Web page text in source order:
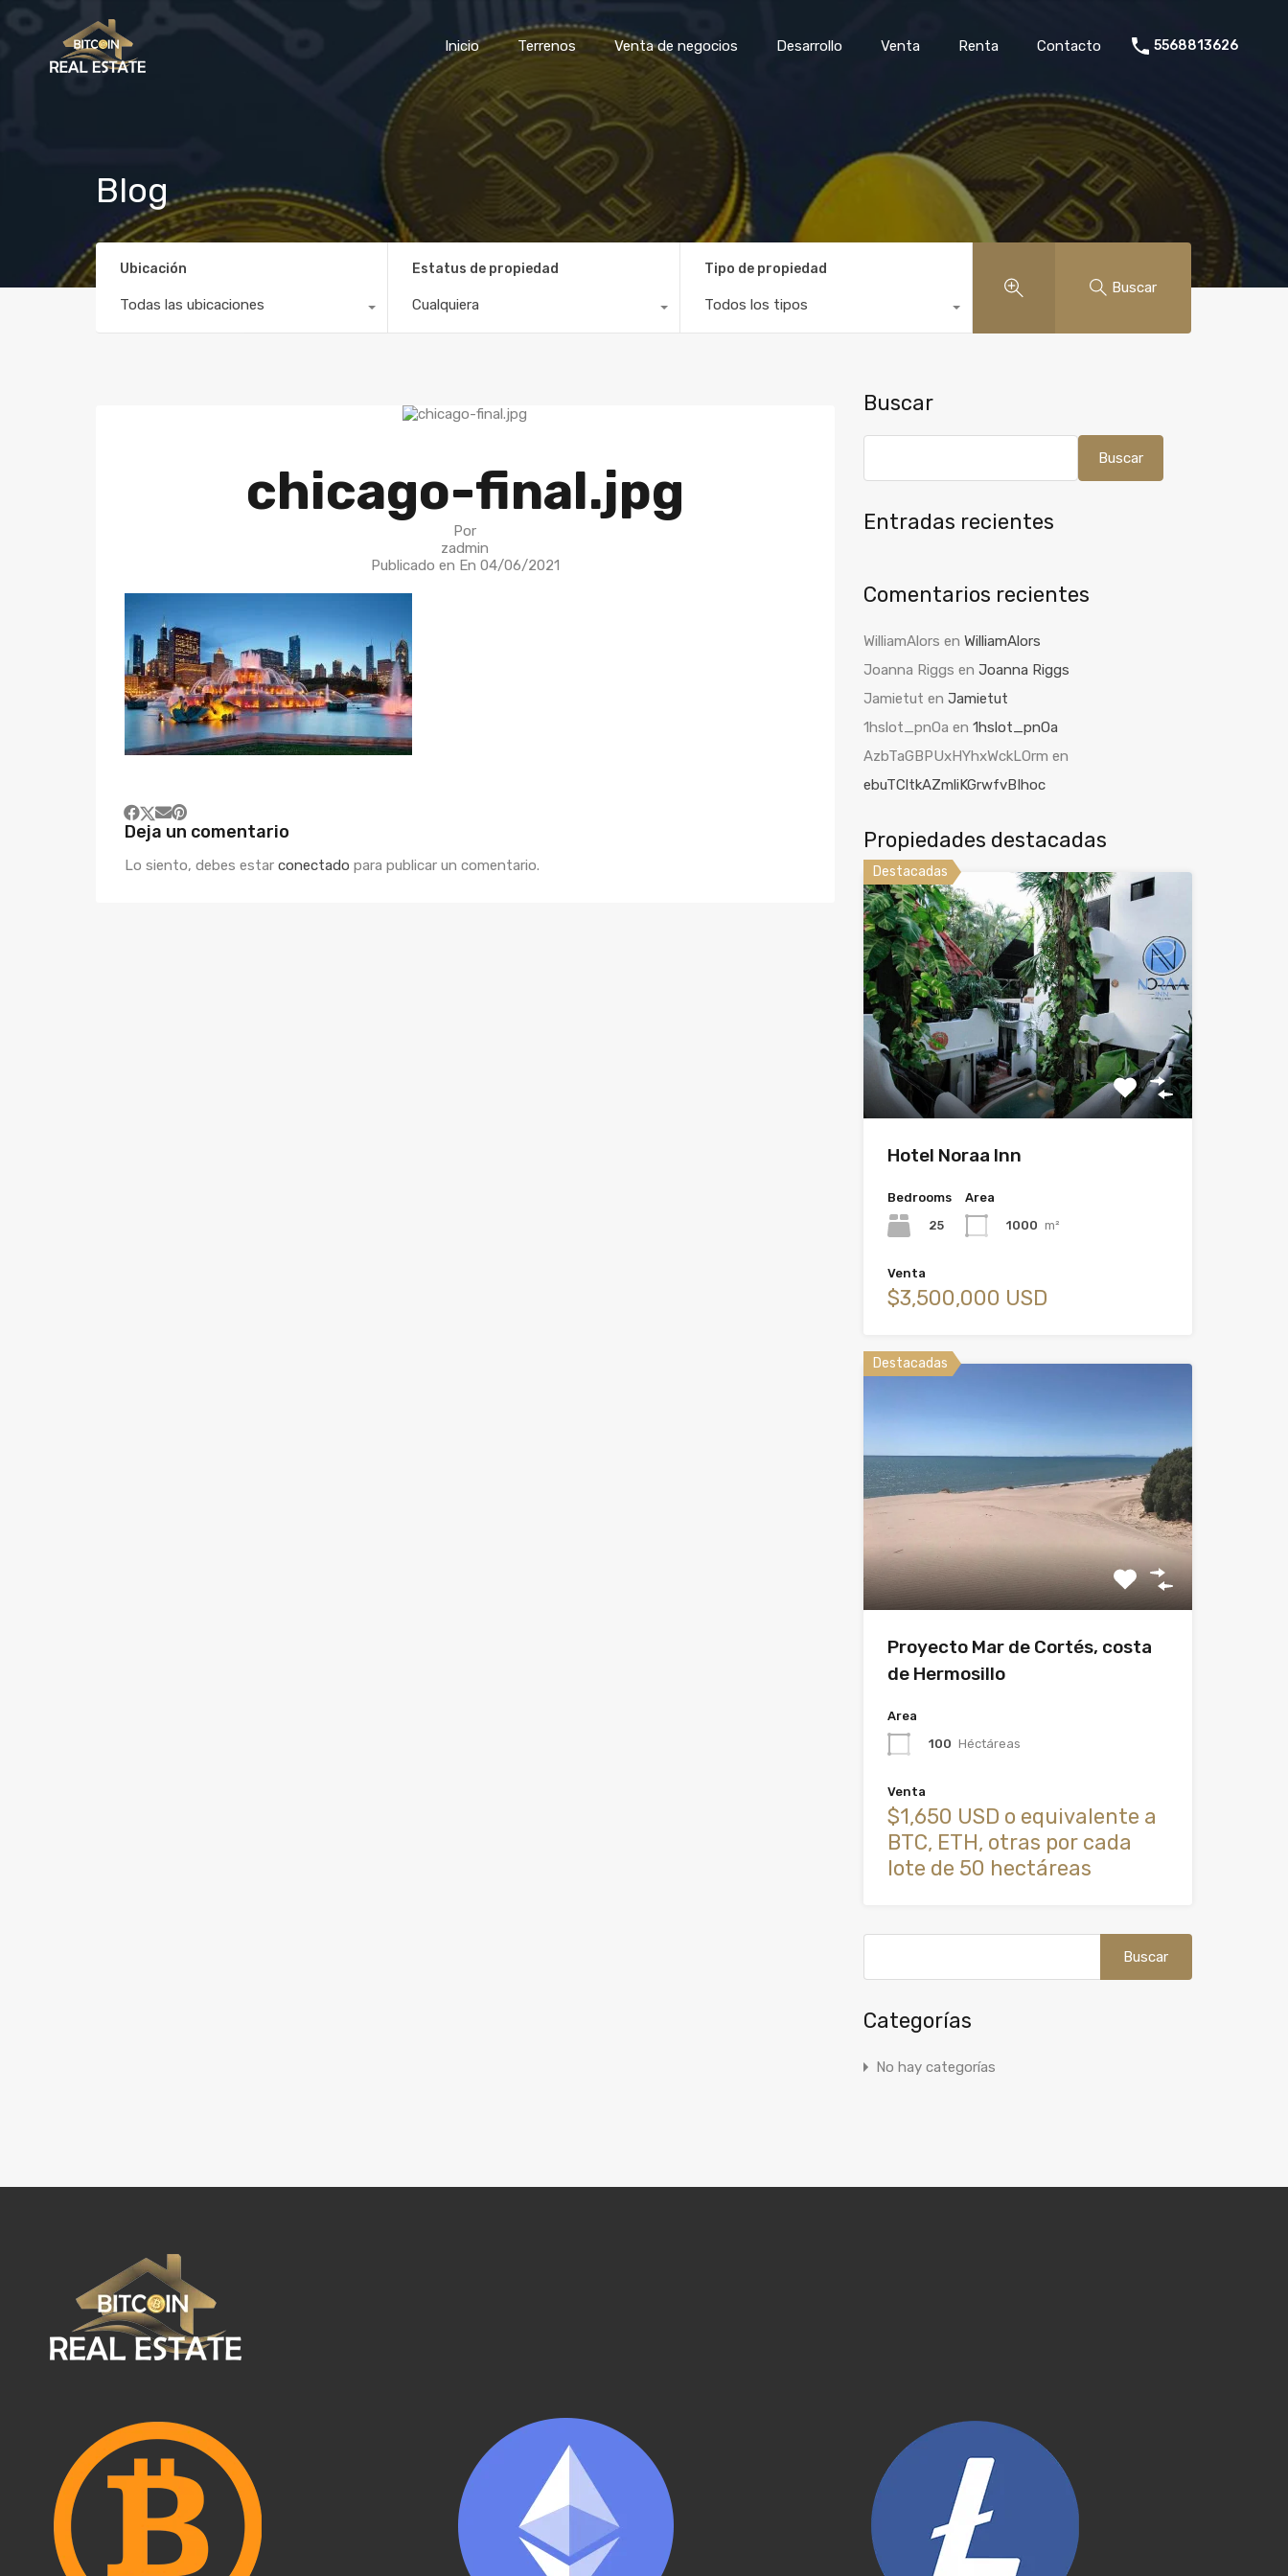
Inicio Terrenos Venta de negocios Desarrollo Renta Contacto 5568813626
Inicio Terrenos Venta de negocios Desarrollo Venta Renta Contacto 5568813626
Blog
Ubicación
Todas las ubicaciones
Estatus de propiedad
Cualquiera
Tipo de propiedad
Todos los tipos
Buscar
chicago-final.jpg
Por
zadmin
Publicado en En 04/06/2021
Deja un comentario
Lo siento, debes estar conectado para publicar un comentario.
Buscar
Buscar
Entradas recientes
Comentarios recientes
WilliamAlors en WilliamAlors
Joanna Riggs en Joanna Riggs
Jamietut en Jamietut
1hslot_pnOa en 1hslot_pnOa
AzbTaGBPUxHYhxWckLOrm en
ebuTCltkAZmliKGrwfvBIhoc
Propiedades destacadas
Destacadas
Hotel Noraa Inn
Bedrooms
25
Area
1000 m²
Venta
$3,500,000 USD
Destacadas
Proyecto Mar de Cortés, costa
de Hermosillo
Area
100 Héctáreas
Venta
$1,650 USD o equivalente a
BTC, ETH, otras por cada
lote de 50 hectáreas
Categorías
No hay categorías